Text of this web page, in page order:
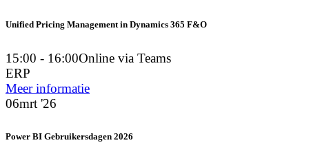
Unified Pricing Management in Dynamics 365 F&O
15:00 - 16:00Online via Teams
ERP
Meer informatie
06mrt '26
Power BI Gebruikersdagen 2026